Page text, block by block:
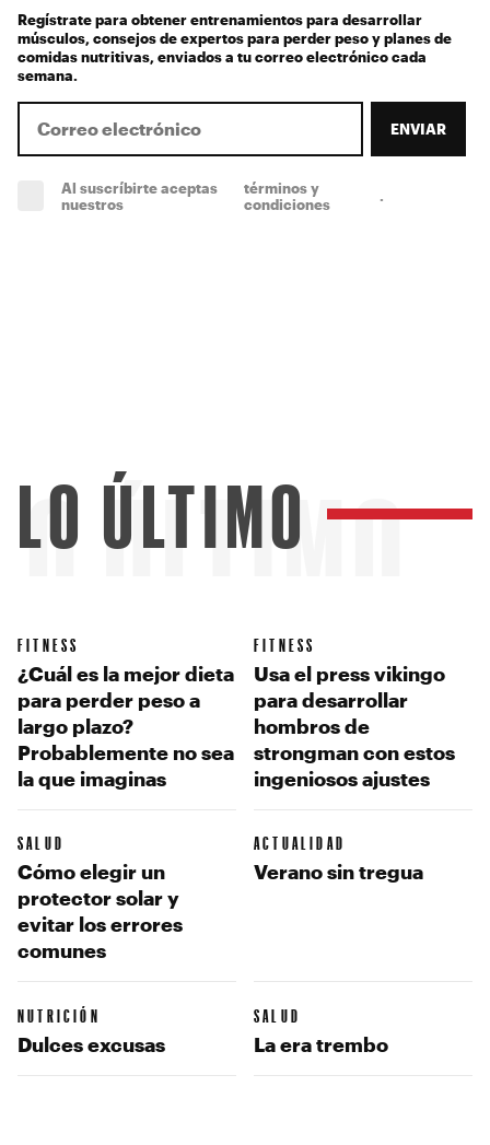
Regístrate para obtener entrenamientos para desarrollar
músculos, consejos de expertos para perder peso y planes de
comidas nutritivas, enviados a tu correo electrónico cada
semana.
ENVIAR
Al suscríbirte aceptas
nuestros
términos y
condiciones
.
ÚLTIMO
LO ÚLTIMO
FITNESS
¿Cuál es la mejor dieta
para perder peso a
largo plazo?
Probablemente no sea
la que imaginas
FITNESS
Usa el press vikingo
para desarrollar
hombros de
strongman con estos
ingeniosos ajustes
SALUD
Cómo elegir un
protector solar y
evitar los errores
comunes
ACTUALIDAD
Verano sin tregua
NUTRICIÓN
Dulces excusas
SALUD
La era trembo